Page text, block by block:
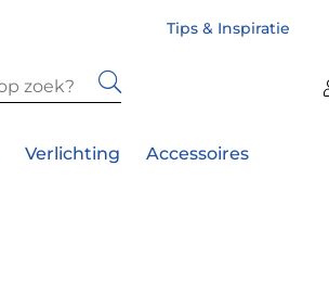
Tips & Inspiratie
Verlichting Accessoires